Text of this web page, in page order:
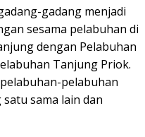
gadang menjadi
sesama pelabuhan di
dengan Pelabuhan
Tanjung Priok.
pelabuhan
sama lain dan